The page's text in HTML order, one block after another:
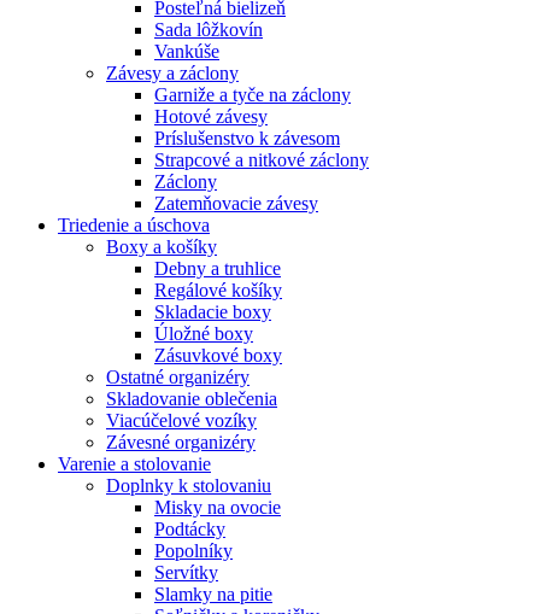
Posteľná bielizeň
Sada lôžkovín
Vankúše
Závesy a záclony
Garniže a tyče na záclony
Hotové závesy
Príslušenstvo k závesom
Strapcové a nitkové záclony
Záclony
Zatemňovacie závesy
Triedenie a úschova
Boxy a košíky
Debny a truhlice
Regálové košíky
Skladacie boxy
Úložné boxy
Zásuvkové boxy
Ostatné organizéry
Skladovanie oblečenia
Viacúčelové vozíky
Závesné organizéry
Varenie a stolovanie
Doplnky k stolovaniu
Misky na ovocie
Podtácky
Popolníky
Servítky
Slamky na pitie